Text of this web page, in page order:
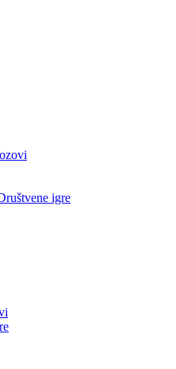
igre